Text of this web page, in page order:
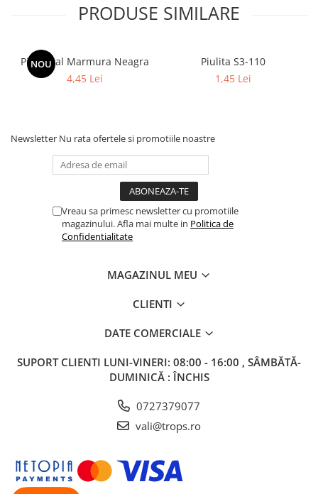
PRODUSE SIMILARE
NOU
Piedestal Marmura Neagra
4,45 Lei
Piulita S3-110
1,45 Lei
Newsletter Nu rata ofertele si promotiile noastre
Vreau sa primesc newsletter cu promotiile
magazinului. Afla mai multe in Politica de
Confidentialitate
MAGAZINUL MEU
CLIENTI
DATE COMERCIALE
SUPORT CLIENTI LUNI-VINERI: 08:00 - 16:00 , SÂMBĂTĂ-
DUMINICĂ : ÎNCHIS
0727379077
vali@trops.ro